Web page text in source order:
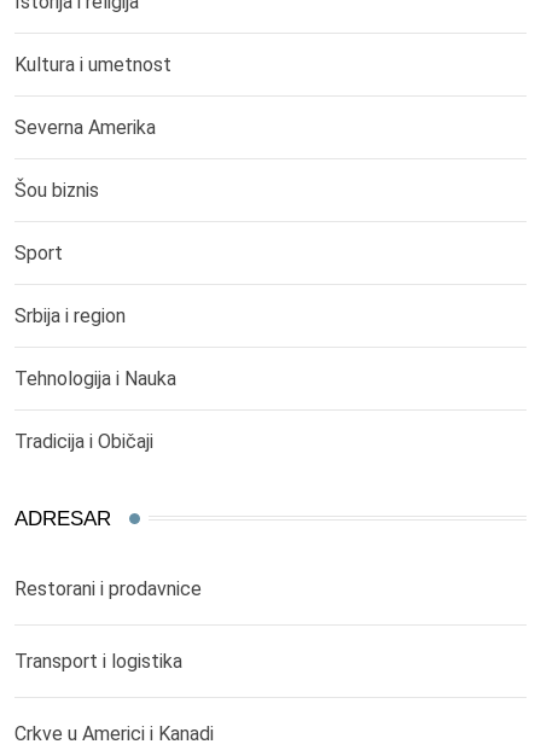
Kultura i umetnost
Severna Amerika
Šou biznis
Sport
Srbija i region
Tehnologija i Nauka
Tradicija i Običaji
ADRESAR
Restorani i prodavnice
Transport i logistika
Crkve u Americi i Kanadi